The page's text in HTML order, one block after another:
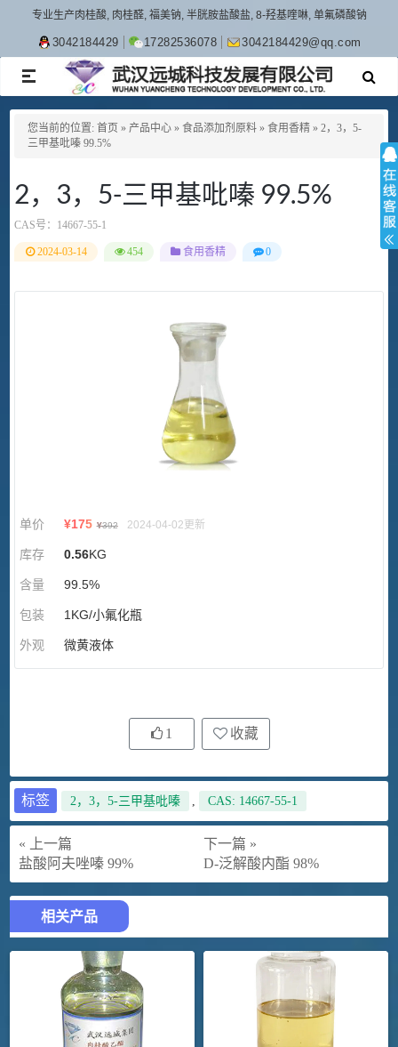
专业生产肉桂酸, 肉桂醛, 福美钠, 半胱胺盐酸盐, 8-羟基喹啉, 单氟磷酸钠
3042184429 17282536078 3042184429@qq.com
TOGGLE
NAVIGATION
您当前的位置: 首页 » 产品中心 » 食品添加剂原料 » 食用香精 » 2，3，5-
三甲基吡嗪 99.5%
2，3，5-三甲基吡嗪 99.5%
CAS号： 14667-55-1
2024-03-14 454 食用香精 0
单价 ¥175 ¥392 2024-04-02更新
库存 0.56KG
含量 99.5%
包装 1KG/小氟化瓶
外观 微黄液体
1 收藏
标签 2，3，5-三甲基吡嗪 , CAS: 14667-55-1
« 上一篇
盐酸阿夫唑嗪 99%
下一篇 »
D-泛解酸内酯 98%
相关产品